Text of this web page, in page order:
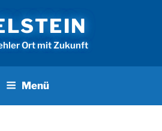
Ort mit Zukunft
Menü